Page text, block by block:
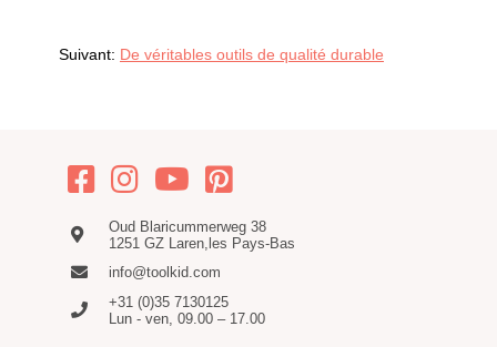
Suivant: De véritables outils de qualité durable
Oud Blaricummerweg 38
1251 GZ Laren,les Pays-Bas
info@toolkid.com
+31 (0)35 7130125
Lun - ven, 09.00 – 17.00